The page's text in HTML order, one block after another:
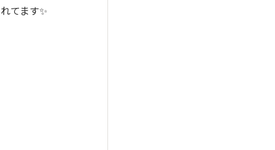
てます✨